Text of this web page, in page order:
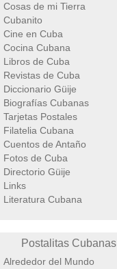
Cosas de mi Tierra
Cubanito
Cine en Cuba
Cocina Cubana
Libros de Cuba
Revistas de Cuba
Diccionario Güije
Biografías Cubanas
Tarjetas Postales
Filatelia Cubana
Cuentos de Antaño
Fotos de Cuba
Directorio Güije
Links
Literatura Cubana
Postalitas Cubanas
Alrededor del Mundo